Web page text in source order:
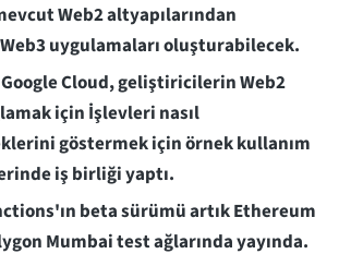
Web2 altyapılarından
uygulamaları oluşturabilecek.
Google Cloud, geliştiricilerin Web2
için İşlevleri nasıl
göstermek için örnek kullanım
iş birliği yaptı.
beta sürümü artık Ethereum
Mumbai test ağlarında yayında.